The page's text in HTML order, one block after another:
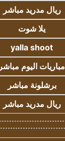
ريال مدريد مباشر
يلا شوت
yalla shoot
مباريات اليوم مباشر
برشلونة مباشر
ريال مدريد مباشر